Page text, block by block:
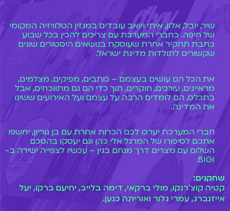
שיר, יובל, אלון, איתי ויואב עובדים במגזין הטלוויזיה המקומי
של חיפה. כחברי המערכת עם צריכים להכין בכל שבוע
כתבת תחקיר אחרת שעוסקת בנושאים היסטורים שונים
שקשורים לתולדות מדינת ישראל.
את הכל הם עושים בעצמם – כותבים, מפיקים, מצלמים,
מראיינים, עורכים, חוקרים, תוך כדי הם גם מתווכחים, אבל
בתכלס, הם לומדים הרבה על עצמם ועל האירועים ששינו
את המדינה.
חברי המערכת יערכו לכם הכרות אחרת עם בן גוריון, יחשפו
אתכם לסיפורו של המרגל אלי כהן וגם יעסקו בהסכם
השלום עם מצרים דרך מנחם בגין – עכשיו לצפייה ישירה ב-
BIGI.
שחקנים:
קטיה קוצ'רנקו, מולי ברקאי, דימה בלייב, יחיעם ברקו, יעל
אייזנברג, עמרי גלור ואוריתה כנען.